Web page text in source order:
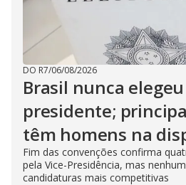
DO R7/06/08/2026
Brasil nunca
presidente;
têm homens na
Fim das convenções confirma
pela Vice-Presidência, mas
candidaturas mais competitivas